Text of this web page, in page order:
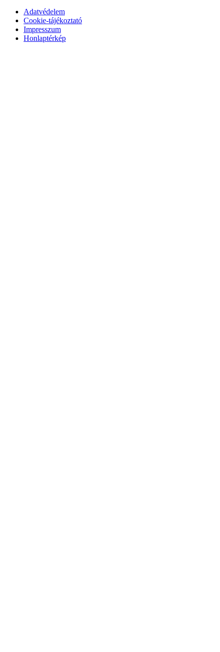
Adatvédelem
Cookie-tájékoztató
Impresszum
Honlaptérkép